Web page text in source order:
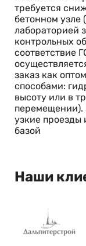
требуется
бетонном узле
лабораторией
контрольных
соответствие
заказ как
способами:
высоту или в
перемещении).
узкие
базой
Наши